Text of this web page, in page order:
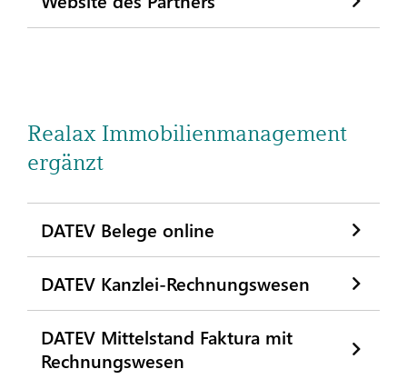
Realax Immobilienmanagement
ergänzt
DATEV Belege online
DATEV Kanzlei-Rechnungswesen
DATEV Mittelstand Faktura mit
Rechnungswesen